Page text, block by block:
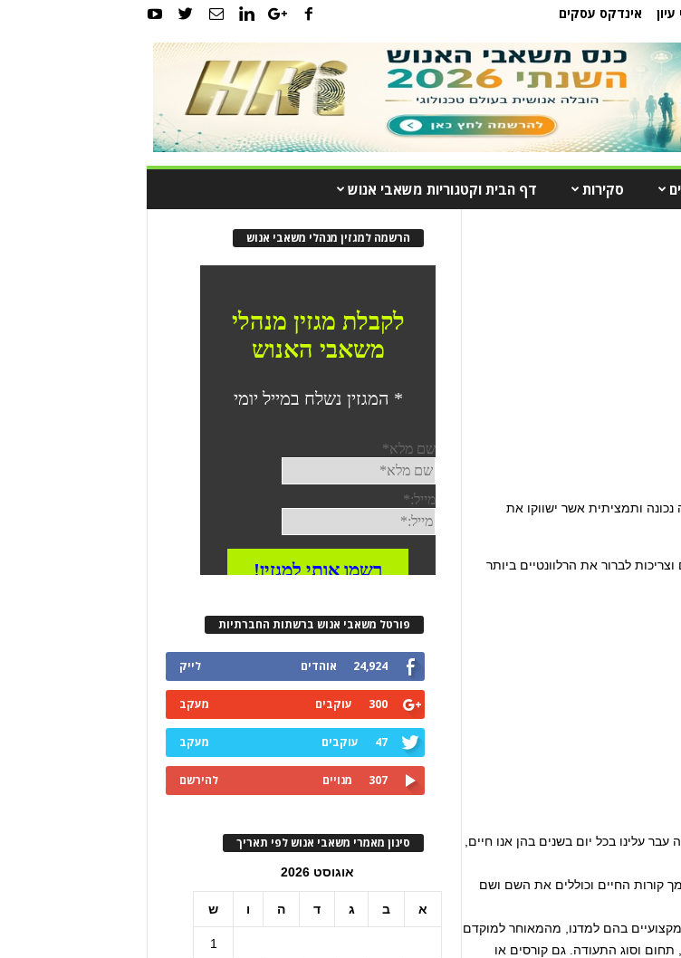
עיון אינדקס עסקים
סקירות דף הבית וקטגוריות משאבי אנוש
נכונה ותמציתית אשר ישווקו את
לברור את הרלוונטיים ביותר
עבר עלינו בכל יום בשנים בהן אנו חיים,
קורות החיים וכוללים את השם ושם
בהם למדנו, מהמאוחר למוקדם
וסוג התעודה. גם קורסים או
הרשמה למגזין מנהלי משאבי אנוש
פורטל משאבי אנוש ברשתות החברתיות
24,924 אוהדים לייק
300 עוקבים מעקב
47 עוקבים מעקב
307 מנויים להירשם
סינון מאמרי משאבי אנוש לפי תאריך
אוגוסט 2026
א ב ג ד ה ו ש
1